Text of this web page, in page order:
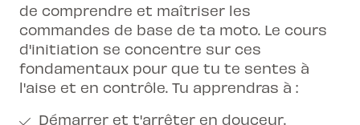
de comprendre et maîtriser les
commandes de base de ta moto. Le cours
d'initiation se concentre sur ces
fondamentaux pour que tu te sentes à
l'aise et en contrôle. Tu apprendras à :
Démarrer et t'arrêter en douceur.